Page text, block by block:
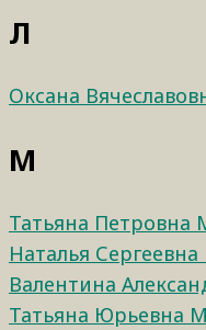
Л
Оксана
М
Татьяна Петровна
Наталья
Валентина
Татьяна Юрьевна